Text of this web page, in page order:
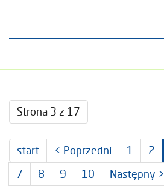
Strona 3 z 17
start < Poprzedni 1 2
7
8 9 10 Następny >